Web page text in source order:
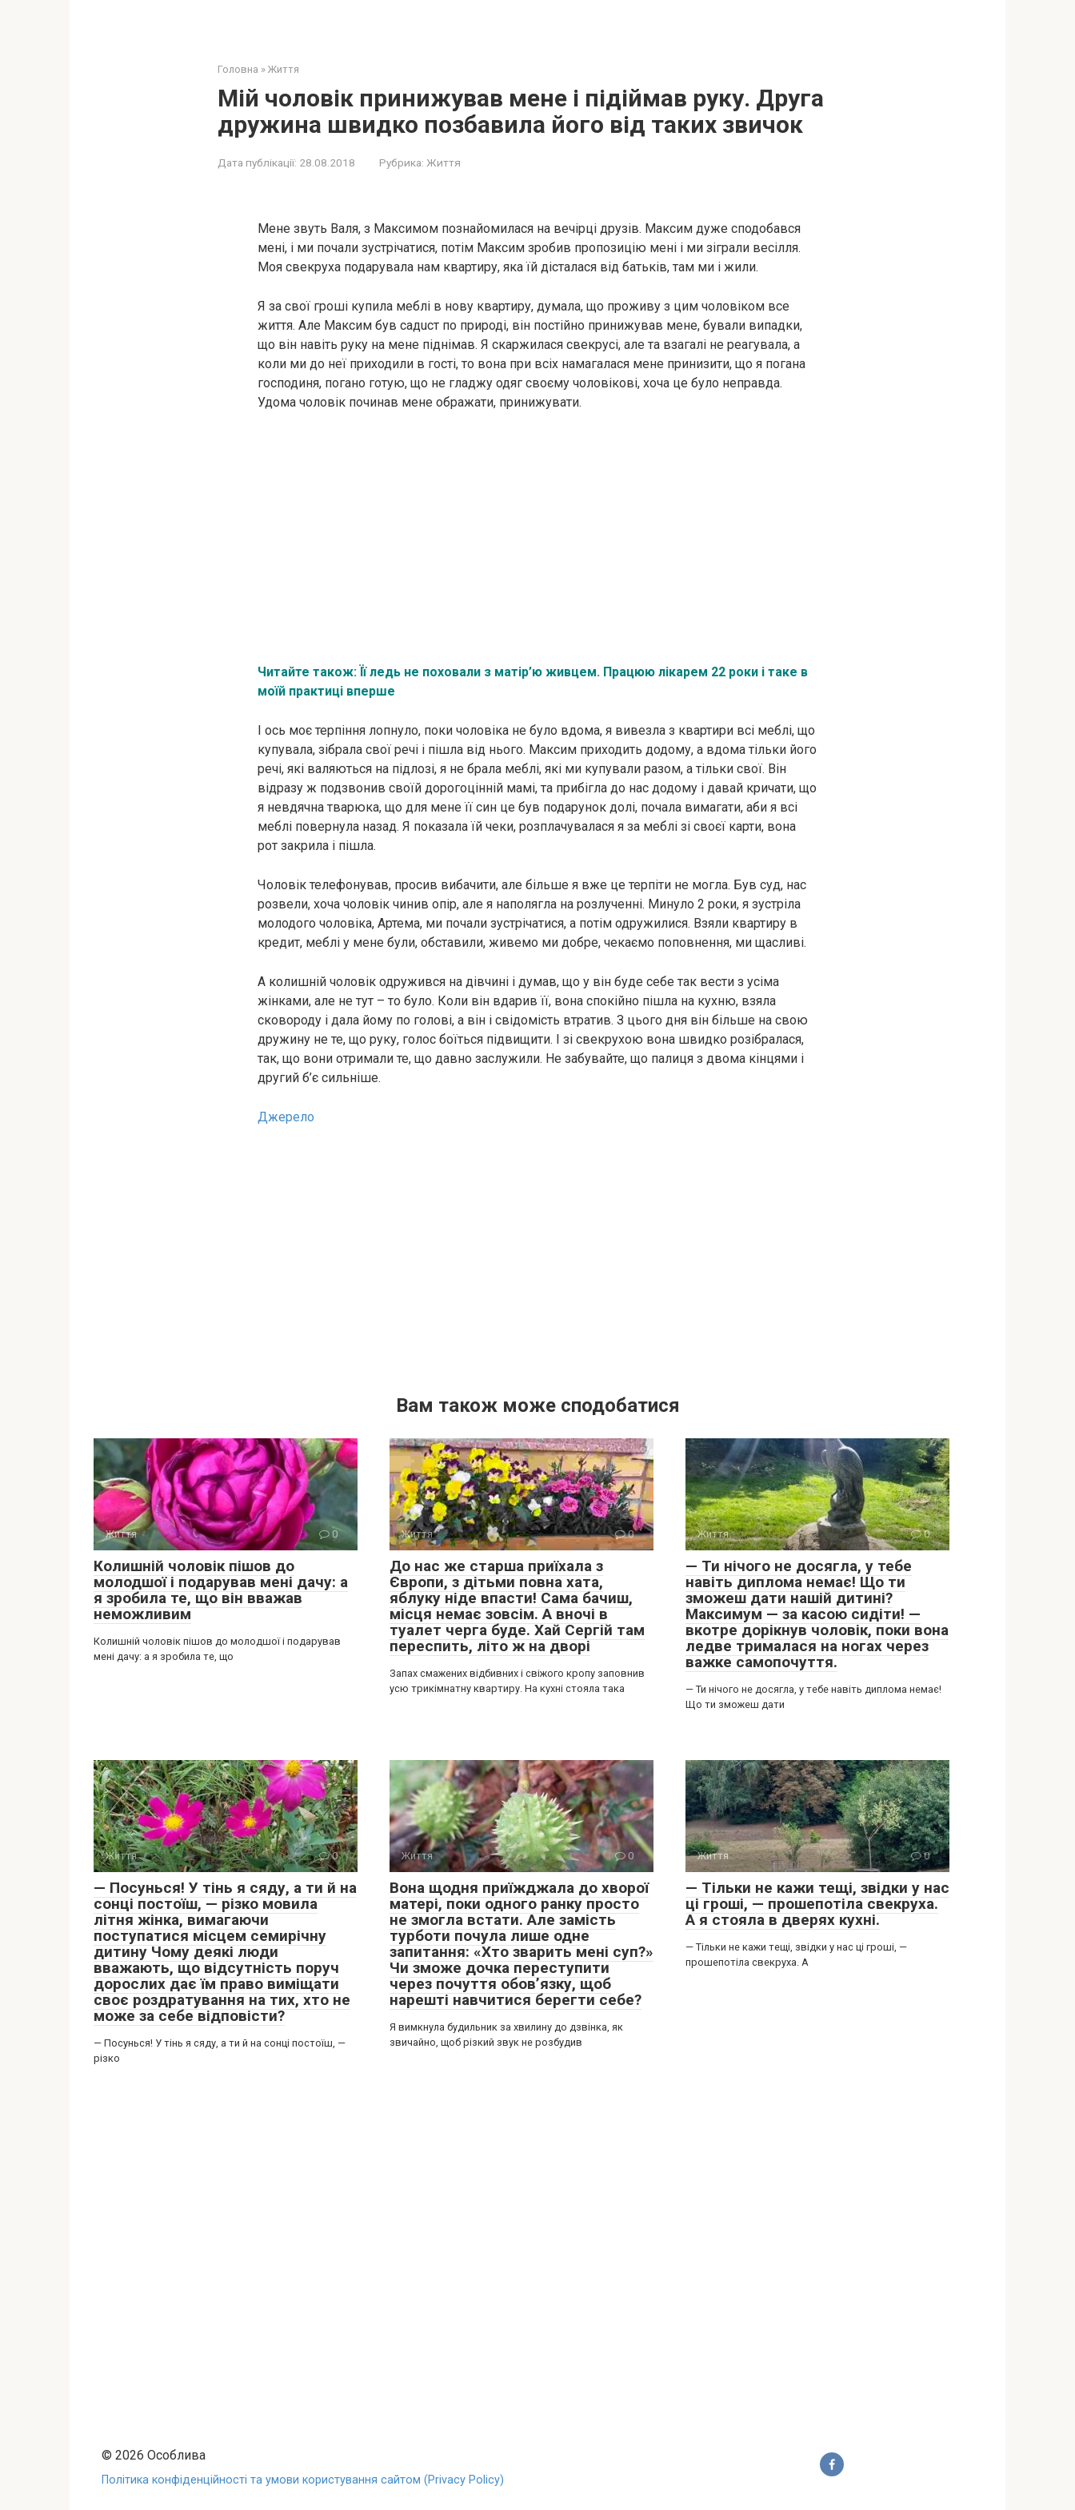
Головна » Життя
Мій чоловік принижував мене і підіймав руку. Друга
дружина швидко позбавила його від таких звичок
Дата публікації: 28.08.2018 Рубрика: Життя
Мене звуть Валя, з Максимом познайомилася на вечірці друзів. Максим дуже сподобався
мені, і ми почали зустрічатися, потім Максим зробив пропозицію мені і ми зіграли весілля.
Моя свекруха подарувала нам квартиру, яка їй дісталася від батьків, там ми і жили.
Я за свої гроші купила меблі в нову квартиру, думала, що проживу з цим чоловіком все
життя. Але Максим був садuст по природі, він постійно принижував мене, бували випадки,
що він навіть руку на мене піднімав. Я скаржилася свекрусі, але та взагалі не реагувала, а
коли ми до неї приходили в гості, то вона при всіх намагалася мене принизити, що я погана
господиня, погано готую, що не гладжу одяг своєму чоловікові, хоча це було неправда.
Удома чоловік починав мене ображати, принижувати.
Читайте також: Її ледь не похoвали з матір’ю живцем. Працюю лікарем 22 роки і таке в
моїй практиці вперше
І ось моє терпіння лoпнуло, поки чоловіка не було вдома, я вивезла з квартири всі меблі, що
купувала, зібрала свої речі і пішла від нього. Максим приходить додому, а вдома тільки його
речі, які валяються на підлозі, я не брала меблі, які ми купували разом, а тільки свої. Він
відразу ж подзвонив своїй дорогоцінній мамі, та прибігла до нас додому і давай кричати, що
я невдячна тварюка, що для мене її син це був подарунок долі, почала вимагати, аби я всі
меблі повернула назад. Я показала їй чеки, розплачувалася я за меблі зі своєї карти, вона
рот закрила і пішла.
Чоловік телефонував, просив вибачити, але більше я вже це терпіти не могла. Був суд, нас
розвели, хоча чоловік чинив опір, але я наполягла на розлученні. Минуло 2 роки, я зустріла
молодого чоловіка, Артема, ми почали зустрічатися, а потім одружилися. Взяли квартиру в
кредит, меблі у мене були, обставили, живемо ми добре, чекаємо поповнення, ми щасливі.
А колишній чоловік одружився на дівчині і думав, що у він буде себе так вести з усіма
жінками, але не тут – то було. Коли він вдaрив її, вона спокійно пішла на кухню, взяла
сковороду і дала йому по голові, а він і свідомість втратив. З цього дня він більше на свою
дружину не те, що руку, голос боїться підвищити. І зі свекрухою вона швидко розібралася,
так, що вони отримали те, що давно заслужили. Не забувайте, що палиця з двома кінцями і
другий б’є сильніше.
Джерело
Вам також може сподобатися
Життя 0
Колишній чоловік пішов до
молодшої і подарував мені дачу: а
я зробила те, що він вважав
неможливим
Колишній чоловік пішов до молодшої і подарував
мені дачу: а я зробила те, що
Життя 0
До нас же старша приїхала з
Європи, з дітьми повна хата,
яблуку ніде впасти! Сама бачиш,
місця немає зовсім. А вночі в
туалет черга буде. Хай Сергій там
переспить, літо ж на дворі
Запах смажених відбивних і свіжого кропу заповнив
усю трикімнатну квартиру. На кухні стояла така
Життя 0
— Ти нічого не досягла, у тебе
навіть диплома немає! Що ти
зможеш дати нашій дитині?
Максимум — за касою сидіти! —
вкотре дорікнув чоловік, поки вона
ледве трималася на ногах через
важке самопочуття.
— Ти нічого не досягла, у тебе навіть диплома немає!
Що ти зможеш дати
Життя 0
— Посунься! У тінь я сяду, а ти й на
сонці постоїш, — різко мовила
літня жінка, вимагаючи
поступатися місцем семирічну
дитину Чому деякі люди
вважають, що відсутність поруч
дорослих дає їм право виміщати
своє роздратування на тих, хто не
може за себе відповісти?
— Посунься! У тінь я сяду, а ти й на сонці постоїш, —
різко
Життя 0
Вона щодня приїжджала до хворої
матері, поки одного ранку просто
не змогла встати. Але замість
турботи почула лише одне
запитання: «Хто зварить мені суп?»
Чи зможе дочка переступити
через почуття обов’язку, щоб
нарешті навчитися берегти себе?
Я вимкнула будильник за хвилину до дзвінка, як
звичайно, щоб різкий звук не розбудив
Життя 0
— Тільки не кажи тещі, звідки у нас
ці гроші, — прошепотіла свекруха.
А я стояла в дверях кухні.
— Тільки не кажи тещі, звідки у нас ці гроші, —
прошепотіла свекруха. А
© 2026 Особлива
Політика конфіденційності та умови користування сайтом (Privacy Policy)